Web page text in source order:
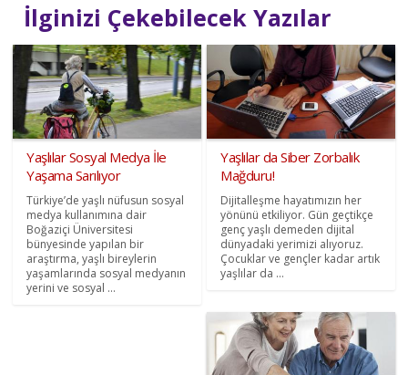
İlginizi Çekebilecek Yazılar
Yaşlılar Sosyal Medya İle
Yaşama Sarılıyor
Türkiye’de yaşlı nüfusun sosyal
medya kullanımına dair
Boğaziçi Üniversitesi
bünyesinde yapılan bir
araştırma, yaşlı bireylerin
yaşamlarında sosyal medyanın
yerini ve sosyal ...
Yaşlılar da Siber Zorbalık
Mağduru!
Dijitalleşme hayatımızın her
yönünü etkiliyor. Gün geçtikçe
genç yaşlı demeden dijital
dünyadaki yerimizi alıyoruz.
Çocuklar ve gençler kadar artık
yaşlılar da ...